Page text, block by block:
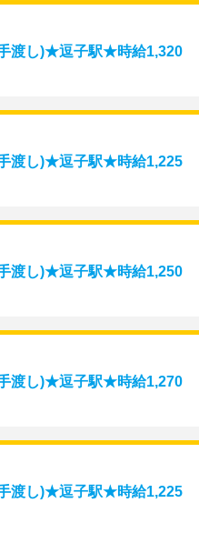
渡し)★逗子駅★時給1,320
渡し)★逗子駅★時給1,225
渡し)★逗子駅★時給1,250
渡し)★逗子駅★時給1,270
渡し)★逗子駅★時給1,225